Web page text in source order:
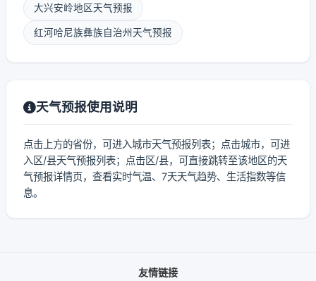
大兴安岭地区天气预报
红河哈尼族彝族自治州天气预报
天气预报使用说明
点击上方的省份，可进入城市天气预报列表；点击城市，可进
入区/县天气预报列表；点击区/县，可直接跳转至该地区的天
气预报详情页，查看实时气温、7天天气趋势、生活指数等信
息。
友情链接